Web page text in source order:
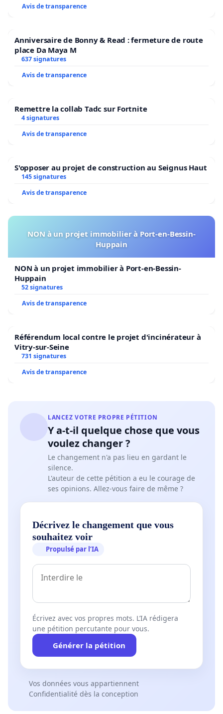
Avis de transparence
Anniversaire de Bonny & Read : fermeture de route
place Da Maya M
637 signatures
Avis de transparence
Remettre la collab Tadc sur Fortnite
4 signatures
Avis de transparence
S'opposer au projet de construction au Seignus Haut
145 signatures
Avis de transparence
NON à un projet immobilier à Port-en-Bessin-
Huppain
NON à un projet immobilier à Port-en-Bessin-
Huppain
52 signatures
Avis de transparence
Référendum local contre le projet d'incinérateur à
Vitry-sur-Seine
731 signatures
Avis de transparence
LANCEZ VOTRE PROPRE PÉTITION
Y a-t-il quelque chose que vous
voulez changer ?
Le changement n'a pas lieu en gardant le
silence.
L'auteur de cette pétition a eu le courage de
ses opinions. Allez-vous faire de même ?
Décrivez le changement que vous
souhaitez voir
Propulsé par l’IA
Écrivez avec vos propres mots. L’IA rédigera
une pétition percutante pour vous.
Générer la pétition
Vos données vous appartiennent
Confidentialité dès la conception